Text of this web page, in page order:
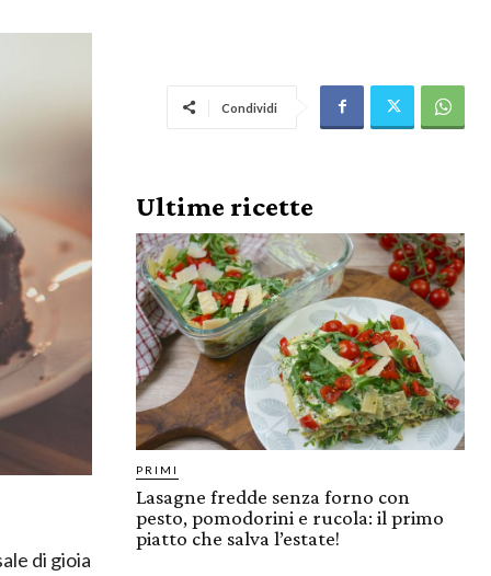
di gioia
Condividi
Ultime ricette
PRIMI
Lasagne fredde senza forno con
pesto, pomodorini e rucola: il primo
piatto che salva l’estate!